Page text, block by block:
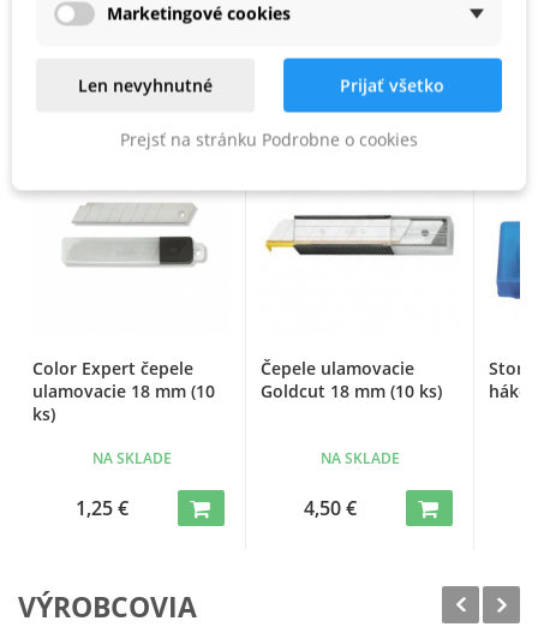
PODOBNÉ PRODUKTY
Color Expert čepele
ulamovacie 18 mm (10
ks)
NA SKLADE
1,25 €
Čepele ulamovacie
Goldcut 18 mm (10 ks)
NA SKLADE
4,50 €
VÝROBCOVIA
Marketingové cookies
Len nevyhnutné Prijať všetko
Prejsť na stránku Podrobne o cookies